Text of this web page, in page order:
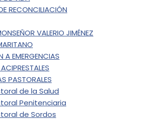
RECONCILIACIÓN
VALERIO JIMÉNEZ
A EMERGENCIAS
PASTORALES
de la Salud
Penitenciaria
de Sordos